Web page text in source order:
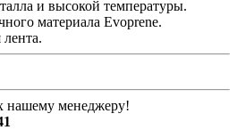
и высокой температуры.
материала Evoprene.
нашему менеджеру!